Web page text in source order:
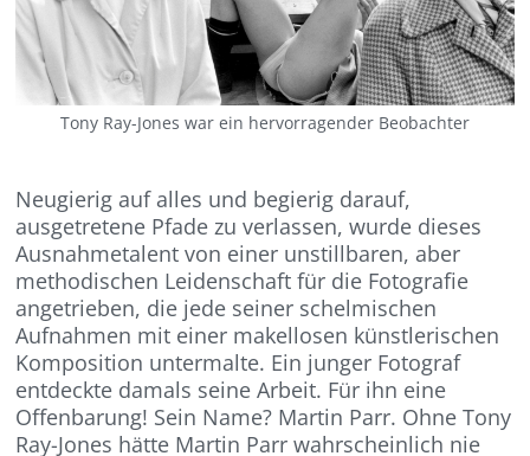
Tony Ray-Jones war ein hervorragender Beobachter
Neugierig auf alles und begierig darauf,
ausgetretene Pfade zu verlassen, wurde dieses
Ausnahmetalent von einer unstillbaren, aber
methodischen Leidenschaft für die Fotografie
angetrieben, die jede seiner schelmischen
Aufnahmen mit einer makellosen künstlerischen
Komposition untermalte. Ein junger Fotograf
entdeckte damals seine Arbeit. Für ihn eine
Offenbarung! Sein Name? Martin Parr. Ohne Tony
Ray-Jones hätte Martin Parr wahrscheinlich nie